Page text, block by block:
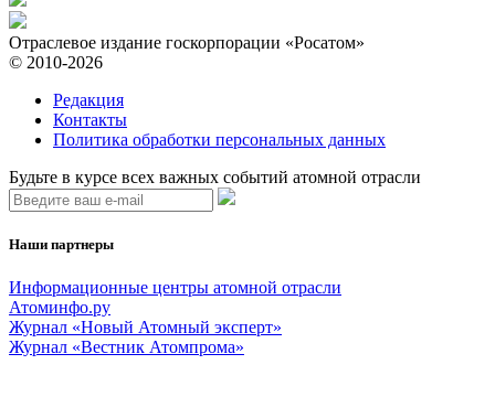
Отраслевое издание госкорпорации «Росатом»
© 2010-2026
Редакция
Контакты
Политика обработки персональных данных
Будьте в курсе всех важных событий атомной отрасли
Наши партнеры
Информационные центры атомной отрасли
Атоминфо.ру
Журнал «Новый Атомный эксперт»
Журнал «Вестник Атомпрома»